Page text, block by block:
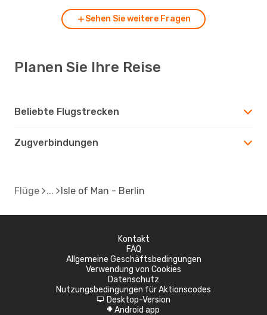
Sehen Sie weitere Fragen
Planen Sie Ihre Reise
Beliebte Flugstrecken
Zugverbindungen
Flüge Isle of Man - Berlin
Kontakt
FAQ
Allgemeine Geschäftsbedingungen
Verwendung von Cookies
Datenschutz
Nutzungsbedingungen für Aktionscodes
d Desktop-Version
A Android app